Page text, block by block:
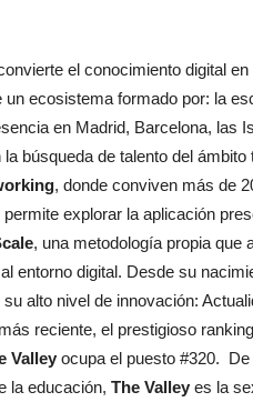
el conocimiento digital
ecosistema formado por: la
en Madrid, Barcelona, las
la búsqueda de talento del
, donde conviven más de
permite explorar la aplicación
, una metodología propia que
entorno digital. Desde su
alto nivel de innovación:
reciente, el prestigioso
Valley ocupa el puesto #320.
la educación, The Valley es la